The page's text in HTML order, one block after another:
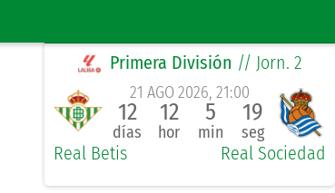
Primera División // Jorn. 2
Real Betis
21 AGO 2026, 21:00
12
días
12
hor
5
min
18
seg
Real Sociedad